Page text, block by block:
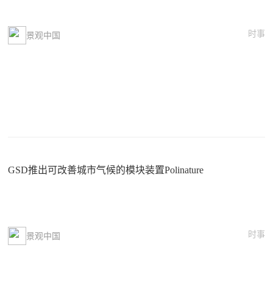
景观中国 时事
GSD推出可改善城市气候的模块装置Polinature
景观中国 时事